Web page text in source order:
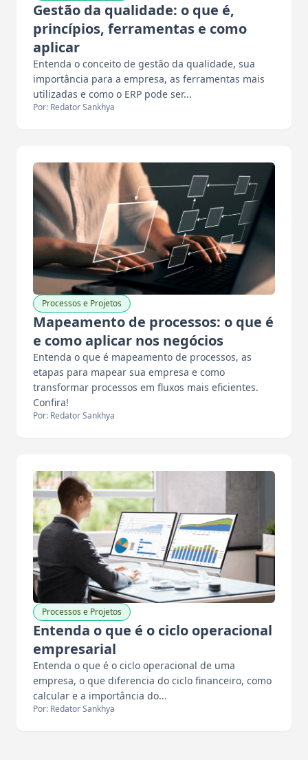
Gestão da qualidade: o que é,
princípios, ferramentas e como
aplicar
Entenda o conceito de gestão da qualidade, sua
importância para a empresa, as ferramentas mais
utilizadas e como o ERP pode ser...
Por: Redator Sankhya
Processos e Projetos
Mapeamento de processos: o que é
e como aplicar nos negócios
Entenda o que é mapeamento de processos, as
etapas para mapear sua empresa e como
transformar processos em fluxos mais eficientes.
Confira!
Por: Redator Sankhya
Processos e Projetos
Entenda o que é o ciclo operacional
empresarial
Entenda o que é o ciclo operacional de uma
empresa, o que diferencia do ciclo financeiro, como
calcular e a importância do...
Por: Redator Sankhya